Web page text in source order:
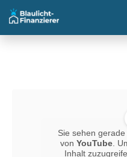
Zum Haupmenü
Zum Inhalt
Zum Footer
Sie sehen
von YouTube.
Inhalt